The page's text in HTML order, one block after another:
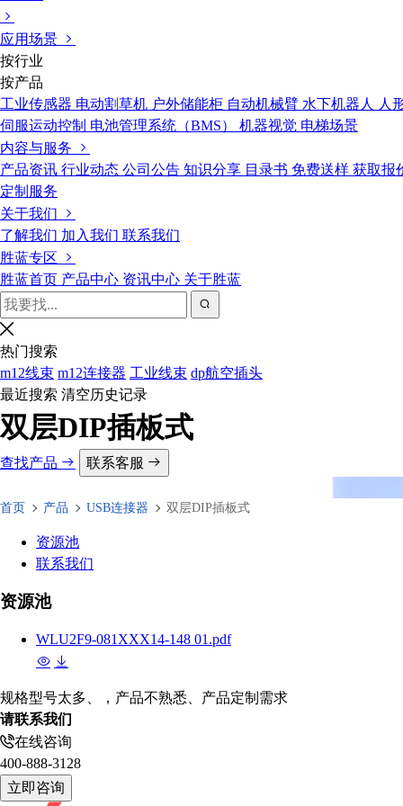
应用场景
按行业
按产品
工业传感器 电动割草机 户外储能柜 自动机械臂 水下机器人
人
伺服运动控制 电池管理系统（BMS） 机器视觉 电梯场景
内容与服务
产品资讯 行业动态 公司公告 知识分享 目录书 免费送样 获取报
定制服务
关于我们
了解我们 加入我们 联系我们
胜蓝专区
胜蓝首页 产品中心 资讯中心 关于胜蓝
热门搜索
m12线束 m12连接器 工业线束 dp航空插头
最近搜索 清空历史记录
双层DIP插板式
查找产品 联系客服
首页 产品 USB连接器 双层DIP插板式
资源池
联系我们
资源池
WLU2F9-081XXX14-148 01.pdf
规格型号太多、，产品不熟悉、产品定制需求
请联系我们
在线咨询
400-888-3128
立即咨询